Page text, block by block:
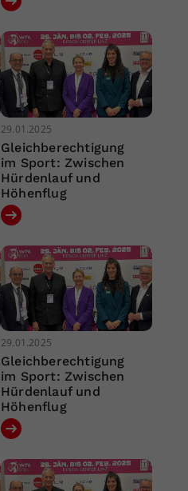
29.01.2025
Gleichberechtigung
im Sport: Zwischen
Hürdenlauf und
Höhenflug
29.01.2025
Gleichberechtigung
im Sport: Zwischen
Hürdenlauf und
Höhenflug